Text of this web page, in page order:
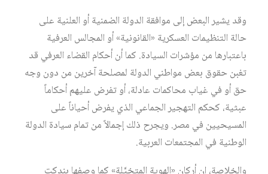
وقد يشير البعض إلى موافقة الدولة الضمنية أو العلنية على
حالة التنظيمات العسكرية «القانونية» أو المجالس العرفية
باعتبارها من مؤشرات السيادة. كما أن أحكام القضاء العرفي قد
تغبن حقوق بعض مواطني الدولة لمصلحة آخرين من دون وجه
حق أو في غياب محاكمات عادلة، أو تفرض عليهم أحكاماً
عبثية، كحكم التهجير الجماعي الذي يفرض أحياناً على
المسيحيين في مصر. ويجرح ذلك إجمالاً من تمام سيادة الدولة
الوطنية في المجتمعات العربية.